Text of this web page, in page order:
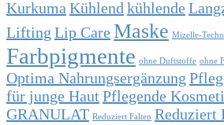
KurkumaKühlendkühlende
Lifting Lip CareMaske Mizelle-
Farbpigmente ohne Duftstoffe ohne
Optima Nahrungsergänzung
für junge HautPflegende
GRANULAT Reduziert Falten Reduziert